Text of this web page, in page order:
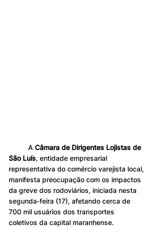
	A
Câmara de Dirigentes Lojistas de
São Luís, entidade empresarial
representativa do comércio varejista local,
manifesta preocupação com os impactos
da greve dos rodoviários, iniciada nesta
segunda-feira (17), afetando cerca de
700 mil usuários dos transportes
coletivos da capital maranhense.